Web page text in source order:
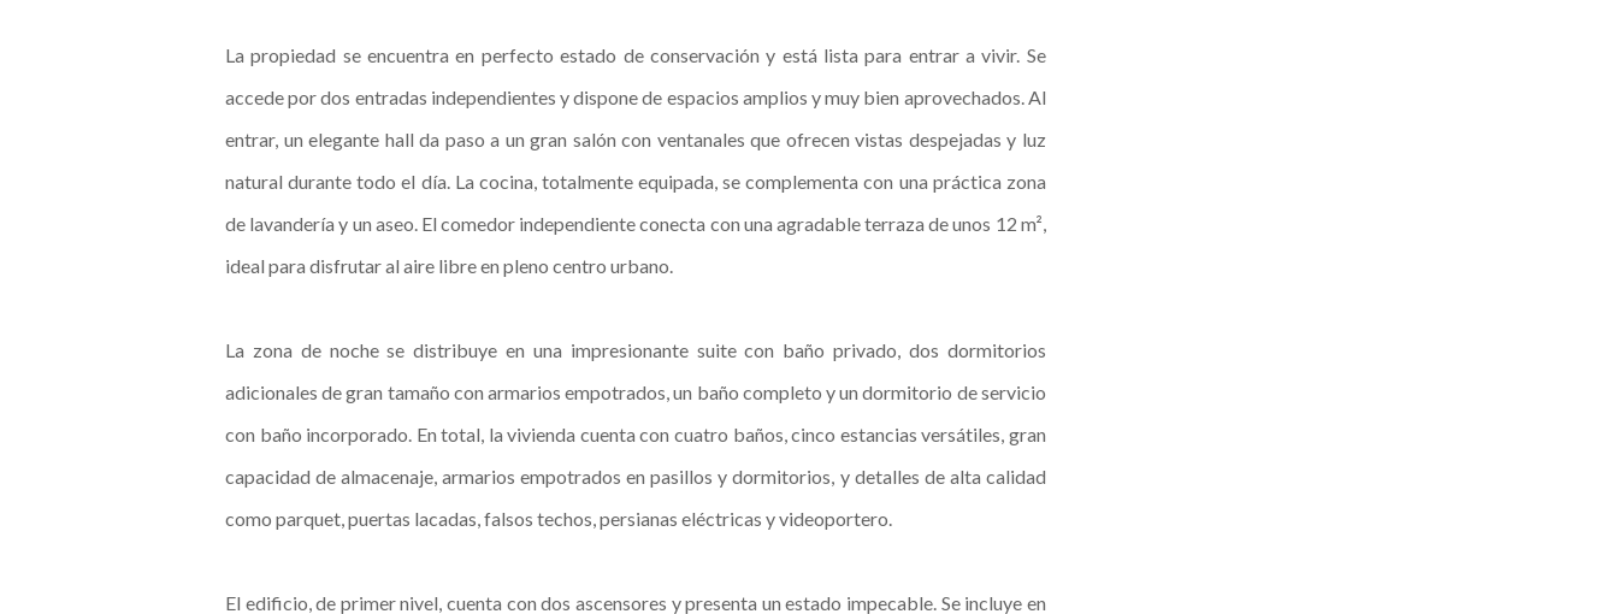
La propiedad se encuentra en perfecto estado de conservación y está lista para entrar a vivir. Se
accede por dos entradas independientes y dispone de espacios amplios y muy bien aprovechados. Al
entrar, un elegante hall da paso a un gran salón con ventanales que ofrecen vistas despejadas y luz
natural durante todo el día. La cocina, totalmente equipada, se complementa con una práctica zona
de lavandería y un aseo. El comedor independiente conecta con una agradable terraza de unos 12 m²,
ideal para disfrutar al aire libre en pleno centro urbano.
La zona de noche se distribuye en una impresionante suite con baño privado, dos dormitorios
adicionales de gran tamaño con armarios empotrados, un baño completo y un dormitorio de servicio
con baño incorporado. En total, la vivienda cuenta con cuatro baños, cinco estancias versátiles, gran
capacidad de almacenaje, armarios empotrados en pasillos y dormitorios, y detalles de alta calidad
como parquet, puertas lacadas, falsos techos, persianas eléctricas y videoportero.
El edificio, de primer nivel, cuenta con dos ascensores y presenta un estado impecable. Se incluye en